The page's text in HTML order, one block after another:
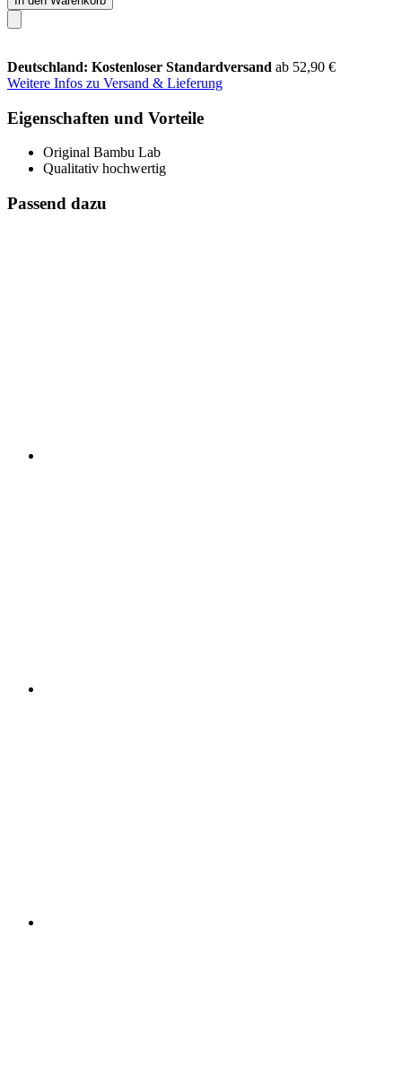
Deutschland: Kostenloser Standardversand ab 52,90 €
Weitere Infos zu Versand & Lieferung
Eigenschaften und Vorteile
Original Bambu Lab
Qualitativ hochwertig
Passend dazu